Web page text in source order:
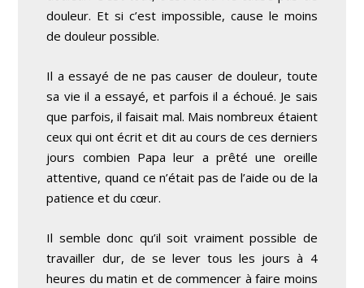
douleur. Et si c’est impossible, cause le moins
de douleur possible.
Il a essayé de ne pas causer de douleur, toute
sa vie il a essayé, et parfois il a échoué. Je sais
que parfois, il faisait mal. Mais nombreux étaient
ceux qui ont écrit et dit au cours de ces derniers
jours combien Papa leur a prêté une oreille
attentive, quand ce n’était pas de l’aide ou de la
patience et du cœur.
Il semble donc qu’il soit vraiment possible de
travailler dur, de se lever tous les jours à 4
heures du matin et de commencer à faire moins